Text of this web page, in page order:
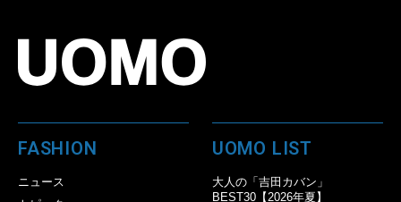
FASHION
ニュース
UOMO LIST
大人の「吉田カバン」
BEST30【2026年夏】